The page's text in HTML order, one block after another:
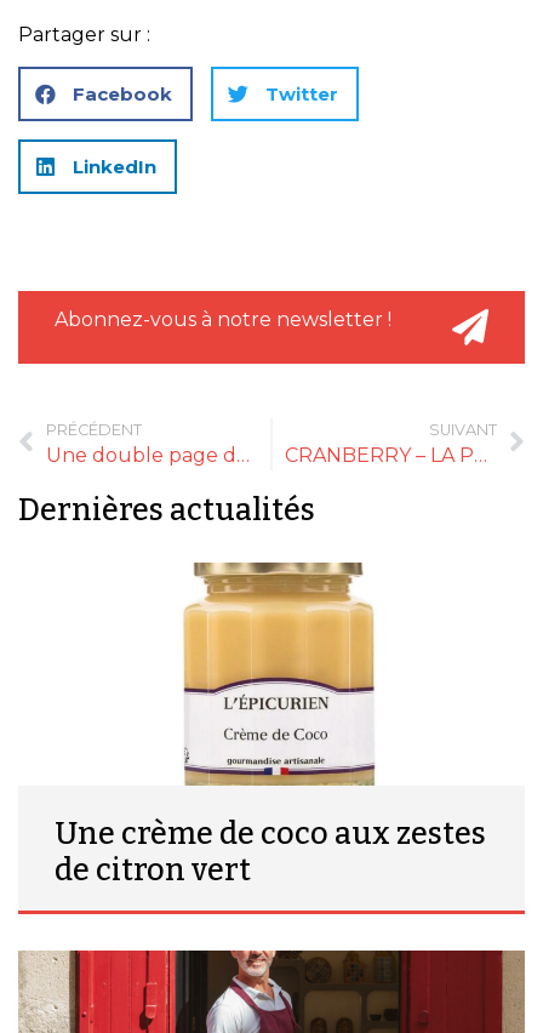
Partager sur :
Facebook Twitter
LinkedIn
Abonnez-vous à notre newsletter !
PRÉCÉDENT
Une double page dans le magazine Nous
SUIVANT
CRANBERRY – LA PERLE ROUGE
Dernières actualités
Une crème de coco aux zestes
de citron vert